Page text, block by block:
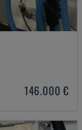
146.000 €